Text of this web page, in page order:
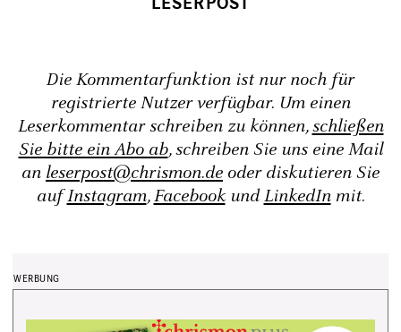
Die Kommentarfunktion ist nur noch für
registrierte Nutzer verfügbar. Um einen
Leserkommentar schreiben zu können,schließen
Sie bitte ein Abo ab, schreiben Sie uns eine Mail
an leserpost@chrismon.de oder diskutieren Sie
aufInstagram,FacebookundLinkedInmit.